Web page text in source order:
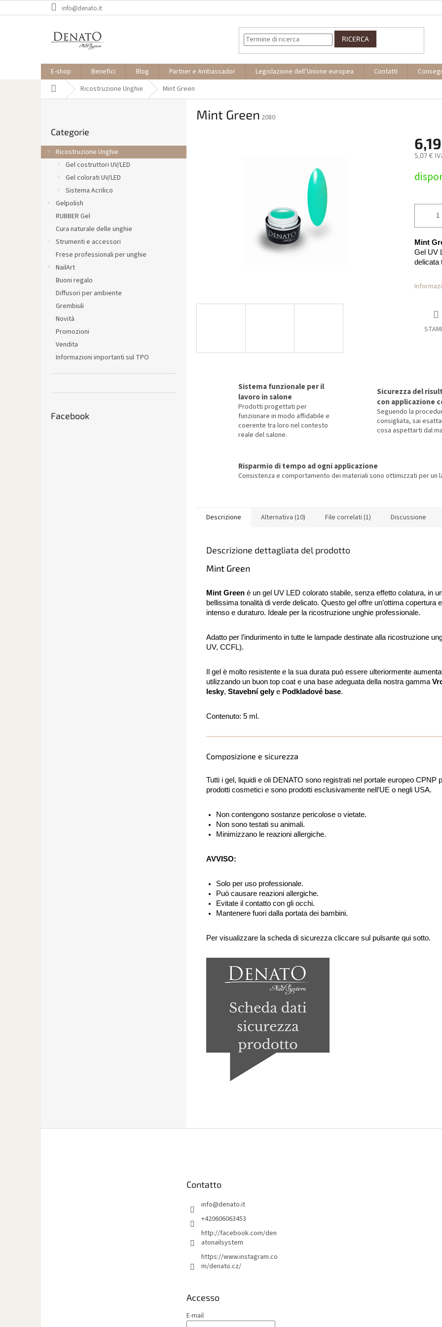
al
info@denato.it
RICERCA
E-shop Benefici Blog Partner e Ambassador Legislazione dell’Unione europea Contatti
Casa Ricostruzione Unghie Mint Green
a
l
le
Categorie
Ricostruzione Unghie
Gel costruttori UV/LED
Gel colorati UV/LED
Sistema Acrilico
Gelpolish
RUBBER Gel
Cura naturale delle unghie
Strumenti e accessori
Frese professionali per unghie
NailArt
Buoni regalo
Diffusori per ambiente
Grembiuli
Novità
Promozioni
Vendita
Informazioni importanti sul TPO
Facebook
Mint Green 2080
5,07 €
della
Mint
Gel UV
delicata
Sistema funzionale per il
lavoro in salone
Prodotti progettati per
funzionare in modo affidabile e
coerente tra loro nel contesto
reale del salone.
Sicurezza del
con applicazione
Seguendo la
consigliata, sai
cosa aspettarti dal
Risparmio di tempo ad ogni applicazione
Consistenza e comportamento dei materiali sono ottimizzati per un
Descrizione Alternativa (10) File correlati (1) Discussione
Descrizione dettagliata del prodotto
Mint Green
Mint Green è un gel UV LED colorato stabile, senza effetto colatura, in
bellissima tonalità di verde delicato. Questo gel offre un’ottima copertura
intenso e duraturo. Ideale per la ricostruzione unghie professionale.
Adatto per l’indurimento in tutte le lampade destinate alla ricostruzione
UV, CCFL).
Il gel è molto resistente e la sua durata può essere ulteriormente
utilizzando un buon top coat e una base adeguata della nostra gamma
lesky, Stavební gelye Podkladové base.
Contenuto: 5 ml.
Composizione e sicurezza
Tutti i gel, liquidi e oli DENATO sono registrati nel portale europeo CPNP
prodotti cosmetici e sono prodotti esclusivamente nell’UE o negli USA.
Non contengono sostanze pericolose o vietate.
Non sono testati su animali.
Minimizzano le reazioni allergiche.
AVVISO:
Solo per uso professionale.
Può causare reazioni allergiche.
Evitate il contatto con gli occhi.
Mantenere fuori dalla portata dei bambini.
Per visualizzare la scheda di sicurezza cliccare sul pulsante qui sotto.
Contatto
info@denato.it
+420606063453
http://facebook.com/den
atonailsystem
https://www.instagram.co
m/denato.cz/
Accesso
E-mail